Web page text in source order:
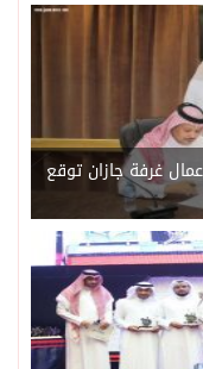
الأعمال غرفة جازان توقع